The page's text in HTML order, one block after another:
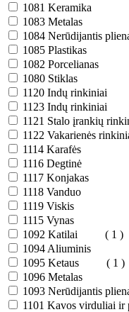
1081 Keramika
1083 Metalas
1084 Nerūdijantis
1085 Plastikas
1082 Porcelianas
1080 Stiklas
1120 Indų rinkiniai
1123 Indų rinkiniai
1121 Stalo įrankių
1122 Vakarienės
1114 Karafės
1116 Degtinė
1117 Konjakas
1118 Vanduo
1119 Viskis
1115 Vynas
1092 Katilai
( 1 )
1094 Aliuminis
1095 Ketaus
( 1 )
1096 Metalas
1093 Nerūdijantis
1101 Kavos virduliai ir